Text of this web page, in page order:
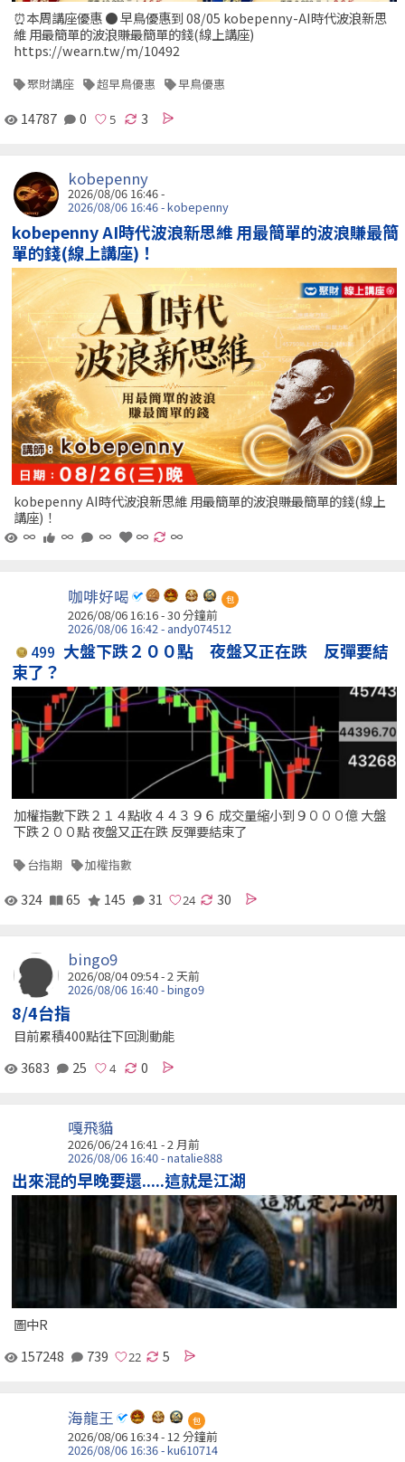
⏰本周講座優惠 ● 早鳥優惠到 08/05 kobepenny-AI時代波浪新思
維 用最簡單的波浪賺最簡單的錢(線上講座)
https://wearn.tw/m/10492
聚財講座 超早鳥優惠 早鳥優惠
14787 0 3
kobepenny
2026/08/06 16:46 -
2026/08/06 16:46 - kobepenny
kobepenny AI時代波浪新思維 用最簡單的波浪賺最簡
單的錢(線上講座)！
kobepenny AI時代波浪新思維 用最簡單的波浪賺最簡單的錢(線上
講座)！
∞
∞ ∞ ∞ ∞
咖啡好喝 包
2026/08/06 16:16 -30 分鐘前
2026/08/06 16:42 - andy074512
499 大盤下跌２００點 夜盤又正在跌 反彈要結
束了？
加權指數下跌２１４點收４４３９６ 成交量縮小到９０００億 大盤
下跌２００點 夜盤又正在跌 反彈要結束了
台指期 加權指數
324 65 145 31 30
bingo9
2026/08/04 09:54 - 2 天前
2026/08/06 16:40 - bingo9
8/4台指
目前累積400點往下回測動能
3683
25 0
嘎飛貓
2026/06/24 16:41 - 2 月前
2026/08/06 16:40 - natalie888
出來混的早晚要還.....這就是江湖
圖中R
157248
739 5
海龍王 包
2026/08/06 16:34 - 12 分鐘前
2026/08/06 16:36 - ku610714